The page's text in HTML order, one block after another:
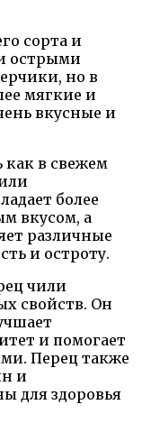
сорта и
острыми
но в
мягкие и
вкусные и
как в свежем
более
вкусом, а
различные
и остроту.
чили
свойств. Он
и помогает
Перец также
и
для здоровья